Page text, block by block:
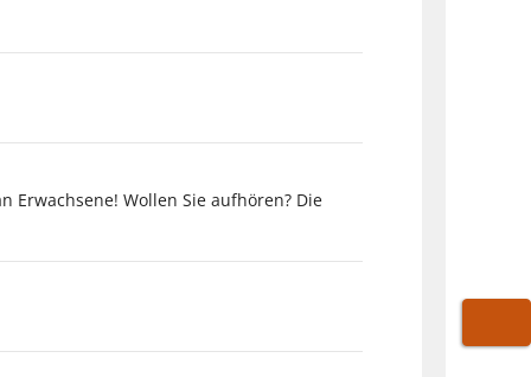
Wollen Sie aufhören? Die